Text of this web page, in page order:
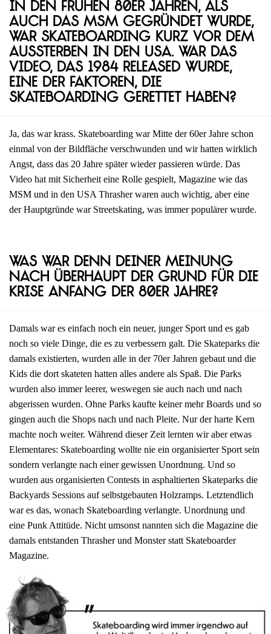
In den frühen 80er Jahren, als
auch das MSM gegründet wurde,
war Skateboarding kurz vor dem
Aussterben in den USA. War das
Video, das 1984 released wurde,
eine der Faktoren, die
Skateboarding gerettet haben?
Ja, das war krass. Skateboarding war Mitte der 60er Jahre schon
einmal von der Bildfläche verschwunden und wir hatten wirklich
Angst, dass das 20 Jahre später wieder passieren würde. Das
Video hat mit Sicherheit eine Rolle gespielt, Magazine wie das
MSM und in den USA Thrasher waren auch wichtig, aber eine
der Hauptgründe war Streetskating, was immer populärer wurde.
Was war denn deiner Meinung
nach überhaupt der Grund für die
Krise Anfang der 80er Jahre?
Damals war es einfach noch ein neuer, junger Sport und es gab
noch so viele Dinge, die es zu verbessern galt. Die Skateparks die
damals existierten, wurden alle in der 70er Jahren gebaut und die
Kids die dort skateten hatten alles andere als Spaß. Die Parks
wurden also immer leerer, weswegen sie auch nach und nach
abgerissen wurden. Ohne Parks kaufte keiner mehr Boards und so
gingen auch die Shops nach und nach Pleite. Nur der harte Kern
machte noch weiter. Während dieser Zeit lernten wir aber etwas
Elementares: Skateboarding wollte nie ein organisierter Sport sein
sondern verlangte nach einer gewissen Unordnung. Und so
wurden aus organisierten Contests in asphaltierten Skateparks die
Backyards Sessions auf selbstgebauten Holzramps. Letztendlich
war es das, wonach Skateboarding verlangte. Unordnung und
eine Punk Attitüde. Nicht umsonst nannten sich die Magazine die
damals entstanden Thrasher und Monster statt Skateboarder
Magazine.